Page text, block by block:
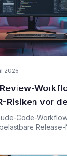
2026
Risiken vor
Code-
Release-